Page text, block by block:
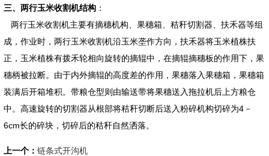
三、两行玉米收割机结构 ：
两行玉米收割机主要有摘穗机构、果穗箱、秸秆切割器、扶禾器等组
成，作业时，两行玉米收割机沿玉米垄作方向，扶禾器将玉米植株扶
正，玉米植株有拨禾轮相向旋转的摘辊中，在摘辊摘穗板的作用下，果
穗柄被拉断。由于内外摘辊的高度差的作用，果穗落入果穗箱，果穗箱
装满后开箱堆积。带粮仓型则由输送带将果穗送入拖拉机后上方粮仓
中。高速旋转的切割器从根部将秸秆切断后送入粉碎机构切碎为4－
6cm长的碎块，切碎后的秸秆自然洒落。
上一个： 链条式开沟机